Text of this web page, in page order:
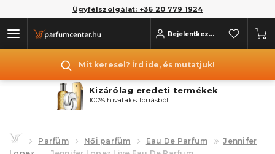
Ügyfélszolgálat: +36 20 779 1924
Bejelentkezés
Mit keresel? Írd ide, és mutatjuk!
Kizárólag eredeti termékek
100% hivatalos forrásból
Parfüm Női parfüm Eau De Parfum
Jennifer